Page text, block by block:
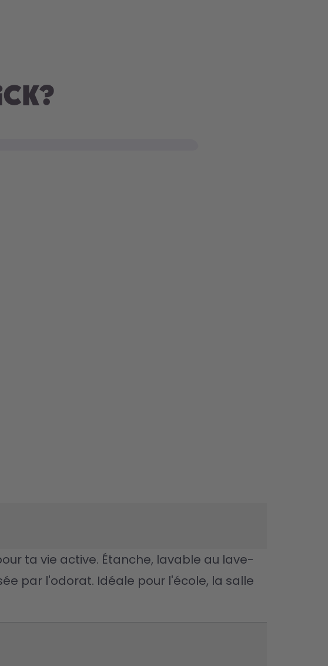
ta vie active. Étanche, lavable au lave-
par l'odorat. Idéale pour l'école, la salle